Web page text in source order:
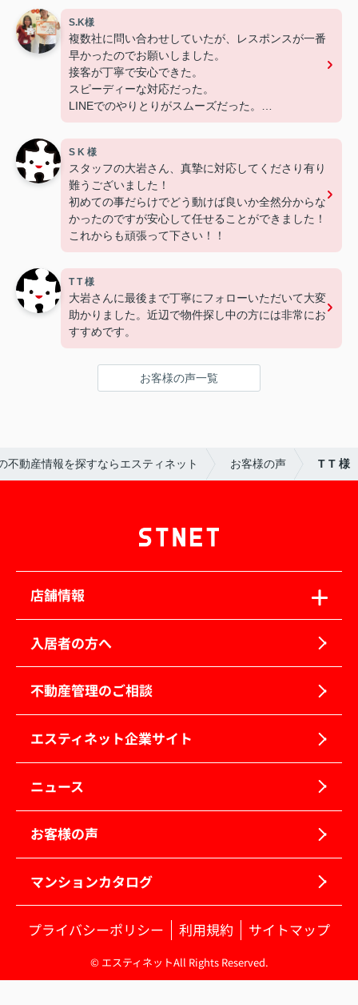
S.K様
複数社に問い合わせしていたが、レスポンスが一番
早かったのでお願いしました。
接客が丁寧で安心できた。
スピーディーな対応だった。
LINEでのやりとりがスムーズだった。
分からないことも聞きやすかった。
S K 様
スタッフの大岩さん、真摯に対応してくださり有り
難うございました！
初めての事だらけでどう動けば良いか全然分からな
かったのですが安心して任せることができました！
これからも頑張って下さい！！
T T 様
大岩さんに最後まで丁寧にフォローいただいて大変
助かりました。近辺で物件探し中の方には非常にお
すすめです。
お客様の声一覧
不動産情報を探すならエスティネット お客様の声 T T 様
店舗情報
入居者の方へ
不動産管理のご相談
エスティネット企業サイト
ニュース
お客様の声
マンションカタログ
プライバシーポリシー 利用規約 サイトマップ
© エスティネットAll Rights Reserved.